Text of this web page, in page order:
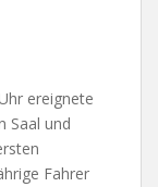
ereignete
Saal und
Fahrer